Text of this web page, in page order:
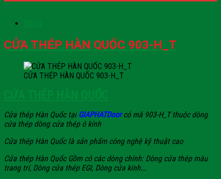
CỬA THÉP HÀN QUỐC 903-H_T
CỬA THÉP HÀN QUỐC 903-H_T
Cửa thép Hàn Quốc tại GIAPHATDoorcó mã 903-H_T thuộc dòng
cửa thép dòng cửa thép ô kính
Cửa thép Hàn Quốc là sản phẩm công nghệ kỹ thuật cao
Cửa thép Hàn Quốc Gồm có các dòng chính: Dòng cửa thép màu
trang trí, Dòng cửa thép EGI, Dòng cửa kính….